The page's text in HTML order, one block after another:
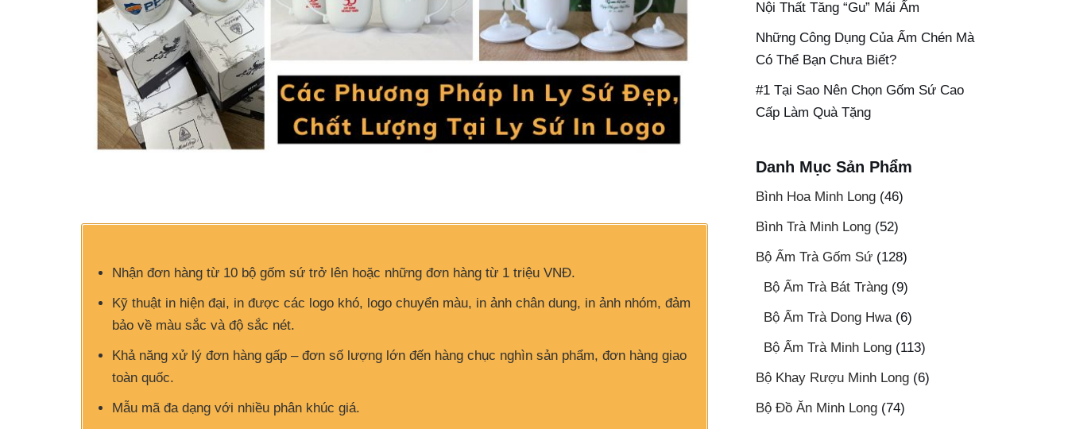
Nhận đơn hàng từ 10 bộ gốm sứ trở lên hoặc những đơn hàng từ 1 triệu VNĐ.
Kỹ thuật in hiện đại, in được các logo khó, logo chuyển màu, in ảnh chân dung, in ảnh nhóm, đảm
bảo về màu sắc và độ sắc nét.
Khả năng xử lý đơn hàng gấp – đơn số lượng lớn đến hàng chục nghìn sản phẩm, đơn hàng giao
toàn quốc.
Mẫu mã đa dạng với nhiều phân khúc giá.
Nội Thất Tăng “Gu” Mái Ấm
Những Công Dụng Của Ấm Chén Mà
Có Thể Bạn Chưa Biết?
#1 Tại Sao Nên Chọn Gốm Sứ Cao
Cấp Làm Quà Tặng
Danh Mục Sản Phẩm
Bình Hoa Minh Long (46)
Bình Trà Minh Long (52)
Bộ Ấm Trà Gốm Sứ (128)
Bộ Ấm Trà Bát Tràng (9)
Bộ Ấm Trà Dong Hwa (6)
Bộ Ấm Trà Minh Long (113)
Bộ Khay Rượu Minh Long (6)
Bộ Đồ Ăn Minh Long (74)